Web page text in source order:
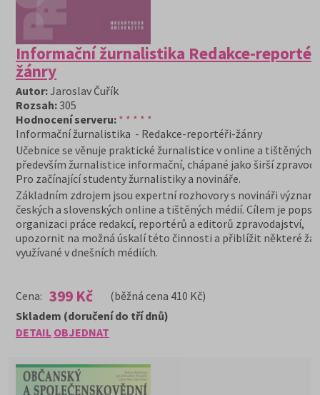
Informační žurnalistika Redakce-
žánry
Autor:Jaroslav Čuřík
Rozsah: 305
Hodnocení serveru: * * * * *
Informační žurnalistika - Redakce-reportéři-žánry
Učebnice se věnuje praktické žurnalistice v online a tištěných
především žurnalistice informační, chápané jako širší
Pro začínající studenty žurnalistiky a novináře.
Základním zdrojem jsou expertní rozhovory s novináři
českých a slovenských online a tištěných médií. Cílem je
organizaci práce redakcí, reportérů a editorů zpravodajství,
upozornit na možná úskalí této činnosti a přiblížit některé
využívané v dnešních médiích.
Cena: 399 Kč (běžná cena 410 Kč)
DETAIL OBJEDNAT
Skladem (doručení do tří dnů)